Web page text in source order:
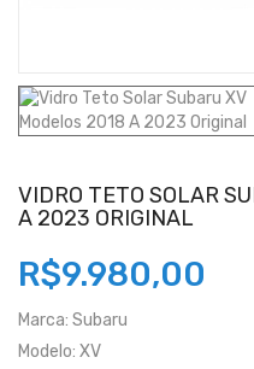
VIDRO TETO SOLAR
A 2023 ORIGINAL
R$9.980,00
Marca: Subaru
Modelo: XV